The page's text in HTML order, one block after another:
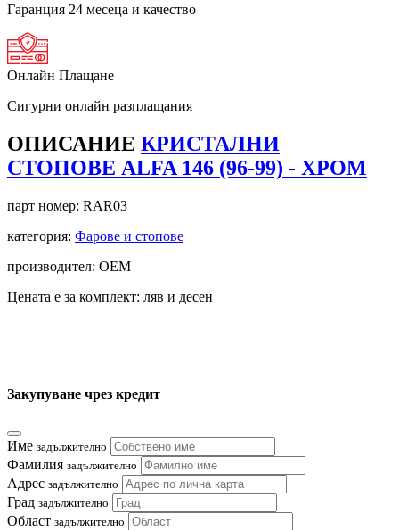
Гаранция 24 месеца и качество
Онлайн Плащане
Сигурни онлайн разплащания
ОПИСАНИЕ КРИСТАЛНИ
СТОПОВЕ ALFA 146 (96-99) - ХРОМ
парт номер: RAR03
категория: Фарове и стопове
производител: OEM
Цената е за комплект: ляв и десен
Закупуване чрез кредит
Име задължително
Фамилия задължително
Адрес задължително
Град задължително
Област задължително